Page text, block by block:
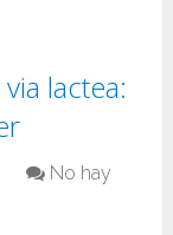
lactea:
No hay